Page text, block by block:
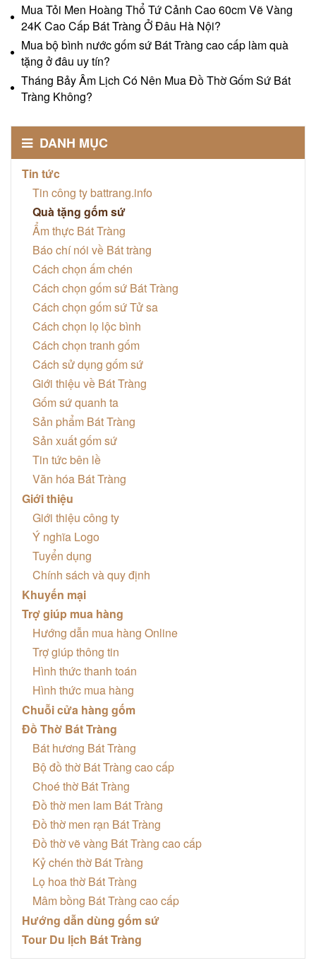
Mua Tỏi Men Hoàng Thổ Tứ Cảnh Cao 60cm Vẽ Vàng
24K Cao Cấp Bát Tràng Ở Đâu Hà Nội?
Mua bộ bình nước gốm sứ Bát Tràng cao cấp làm quà
tặng ở đâu uy tín?
Tháng Bảy Âm Lịch Có Nên Mua Đồ Thờ Gốm Sứ Bát
Tràng Không?
DANH MỤC
Tin tức
Tin công ty battrang.info
Quà tặng gốm sứ
Ẩm thực Bát Tràng
Báo chí nói về Bát tràng
Cách chọn ấm chén
Cách chọn gốm sứ Bát Tràng
Cách chọn gốm sứ Tử sa
Cách chọn lọ lộc bình
Cách chọn tranh gốm
Cách sử dụng gốm sứ
Giới thiệu về Bát Tràng
Gốm sứ quanh ta
Sản phẩm Bát Tràng
Sản xuất gốm sứ
Tin tức bên lề
Văn hóa Bát Tràng
Giới thiệu
Giới thiệu công ty
Ý nghĩa Logo
Tuyển dụng
Chính sách và quy định
Khuyến mại
Trợ giúp mua hàng
Hướng dẫn mua hàng Online
Trợ giúp thông tin
Hình thức thanh toán
Hình thức mua hàng
Chuỗi cửa hàng gốm
Đồ Thờ Bát Tràng
Bát hương Bát Tràng
Bộ đồ thờ Bát Tràng cao cấp
Choé thờ Bát Tràng
Đồ thờ men lam Bát Tràng
Đồ thờ men rạn Bát Tràng
Đồ thờ vẽ vàng Bát Tràng cao cấp
Kỷ chén thờ Bát Tràng
Lọ hoa thờ Bát Tràng
Mâm bồng Bát Tràng cao cấp
Hướng dẫn dùng gốm sứ
Tour Du lịch Bát Tràng